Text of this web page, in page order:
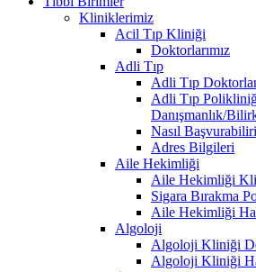
Kliniklerimiz
Acil Tıp Kliniği
Doktorlarımız
Adli Tıp
Adli Tıp
Adli Tıp
Danışmanlık/
Nasıl
Adres Bilgileri
Aile Hekimliği
Aile Hekimliği
Sigara Bırakma
Aile Hekimliği
Algoloji
Algoloji Kliniği
Algoloji Kliniği